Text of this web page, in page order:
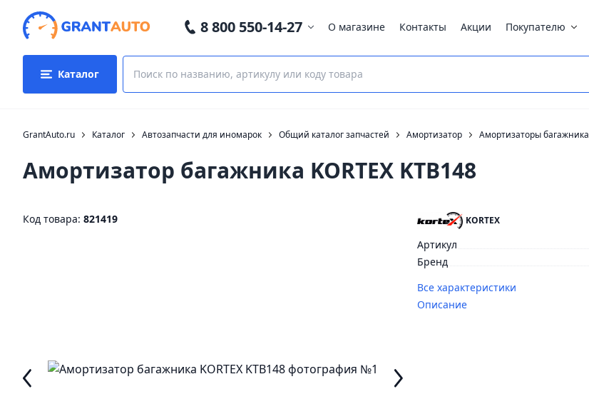
8 800 550-14-27 О магазине Контакты Акции Покупателю
Каталог
GrantAuto.ru Каталог Автозапчасти для иномарок Общий каталог запчастей Амортизатор Амортизаторы багажника
Амортизатор багажника KORTEX KTB148
Код товара: 821419 KORTEX
Артикул
Бренд
Все характеристики
Описание